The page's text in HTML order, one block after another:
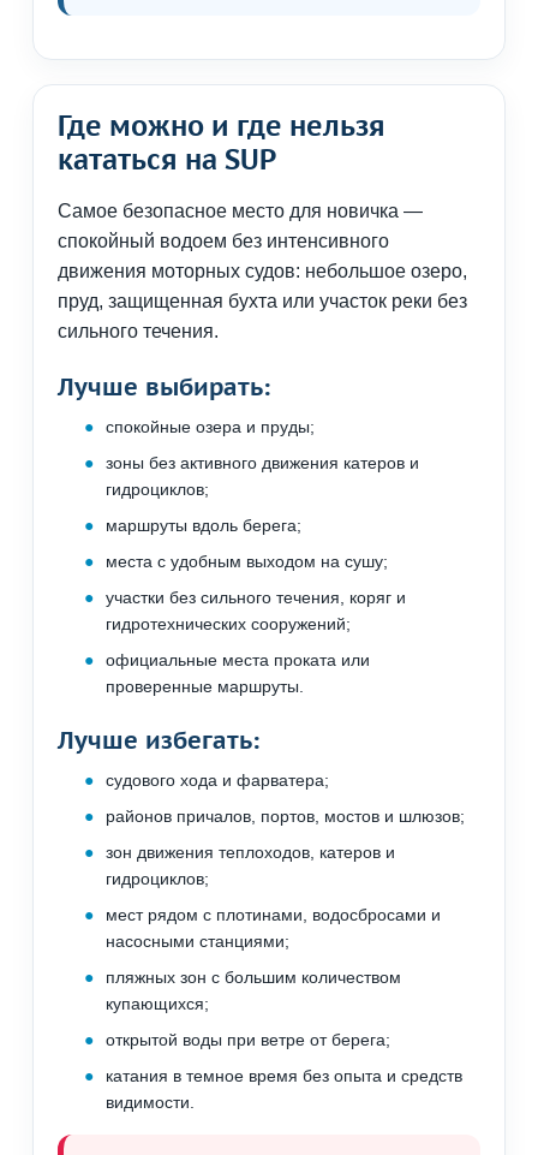
Где можно и где нельзя
кататься на SUP
Самое безопасное место для новичка —
спокойный водоем без интенсивного
движения моторных судов: небольшое озеро,
пруд, защищенная бухта или участок реки без
сильного течения.
Лучше выбирать:
спокойные озера и пруды;
зоны без активного движения катеров и
гидроциклов;
маршруты вдоль берега;
места с удобным выходом на сушу;
участки без сильного течения, коряг и
гидротехнических сооружений;
официальные места проката или
проверенные маршруты.
Лучше избегать:
судового хода и фарватера;
районов причалов, портов, мостов и шлюзов;
зон движения теплоходов, катеров и
гидроциклов;
мест рядом с плотинами, водосбросами и
насосными станциями;
пляжных зон с большим количеством
купающихся;
открытой воды при ветре от берега;
катания в темное время без опыта и средств
видимости.